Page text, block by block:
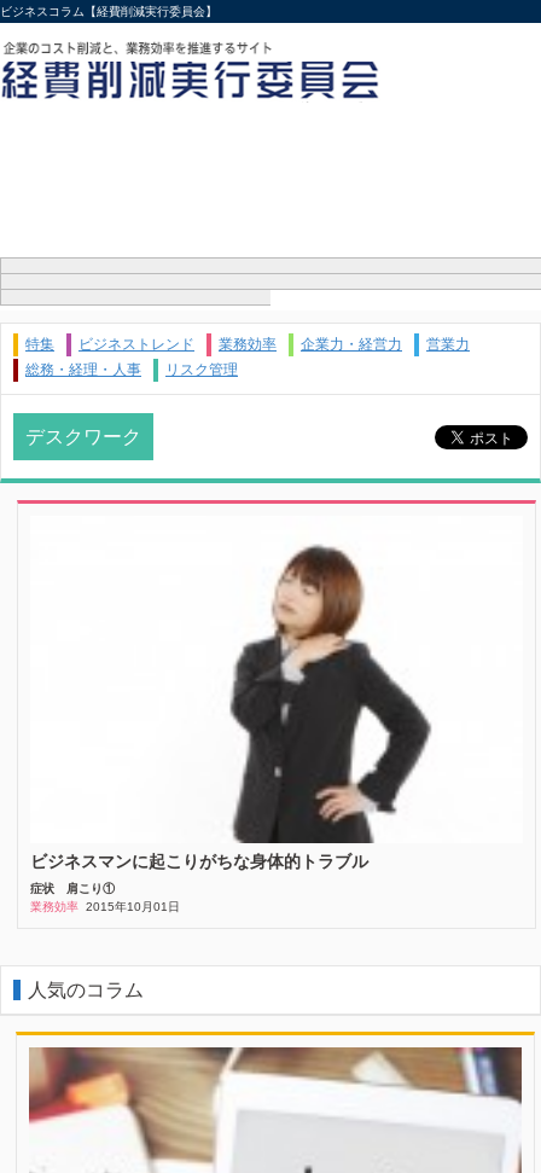
ビジネスコラム【経費削減実行委員会】
特集 ビジネストレンド 業務効率 企業力・経営力
営業力
総務・経理・人事
リスク管理
デスクワーク
ビジネスマンに起こりがちな身体的トラブル
症状
肩こり①
業務効率 2015年10月01日
人気のコラム